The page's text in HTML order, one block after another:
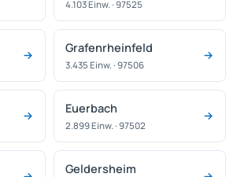
4.103 Einw. · 97525
Grafenrheinfeld
3.435 Einw. · 97506
Euerbach
2.899 Einw. · 97502
Geldersheim